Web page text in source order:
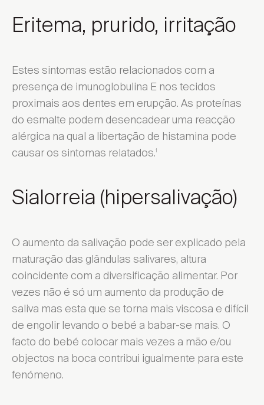
Encontrar local de venda
Escolher Distrito ...
Eritema, prurido, irritação
Estes sintomas estão relacionados com a
presença de imunoglobulina E nos tecidos
proximais aos dentes em erupção. As proteínas
do esmalte podem desencadear uma reacção
alérgica na qual a libertação de histamina pode
causar os sintomas relatados.1
Sialorreia (hipersalivação)
O aumento da salivação pode ser explicado pela
maturação das glândulas salivares, altura
coincidente com a diversificação alimentar. Por
vezes não é só um aumento da produção de
saliva mas esta que se torna mais viscosa e difícil
de engolir levando o bebé a babar-se mais. O
facto do bebé colocar mais vezes a mão e/ou
objectos na boca contribui igualmente para este
fenómeno.